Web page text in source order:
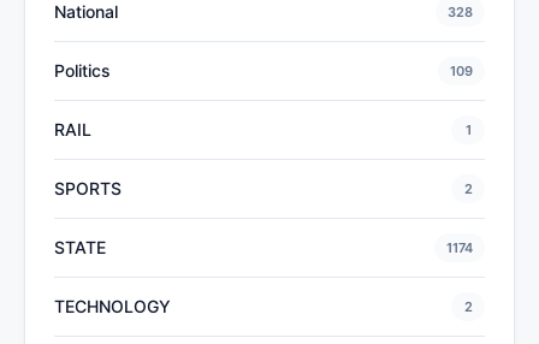
National 328
Politics 109
RAIL 1
SPORTS 2
STATE 1174
TECHNOLOGY 2